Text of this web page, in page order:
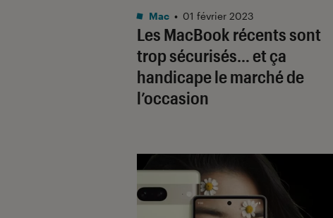
Les MacBook récents sont
trop sécurisés… et ça
handicape le marché de
l’occasion
Mac • 01 février 2023